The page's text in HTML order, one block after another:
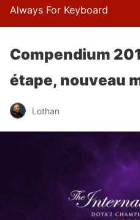
Always For Keyboard
Compendium
étape, nouveau
Lothan